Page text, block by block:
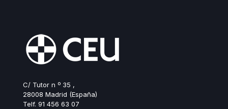
C/ Tutor n º 35 ,
28008 Madrid (España)
Telf. 91 456 63 07